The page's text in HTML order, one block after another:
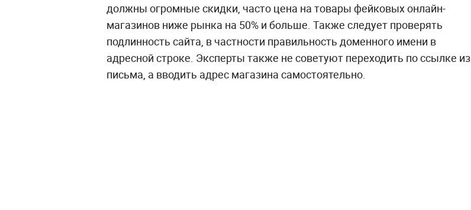
должны огромные скидки, часто цена на товары фейковых онлайн-
магазинов ниже рынка на 50% и больше. Также следует проверять
подлинность сайта, в частности правильность доменного имени в
адресной строке. Эксперты также не советуют переходить по ссылке из
письма, а вводить адрес магазина самостоятельно.